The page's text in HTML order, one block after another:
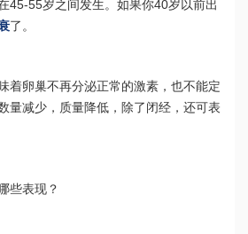
45-55岁之间发生。如果你40岁以前出
了。
着卵巢不再分泌正常的激素，也不能定
量减少，质量降低，除了闭经，还可表
些表现？